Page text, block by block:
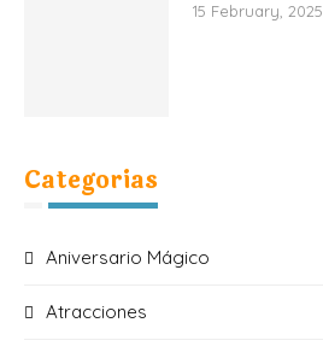
15 February, 2025
Categorias
Aniversario Mágico
Atracciones